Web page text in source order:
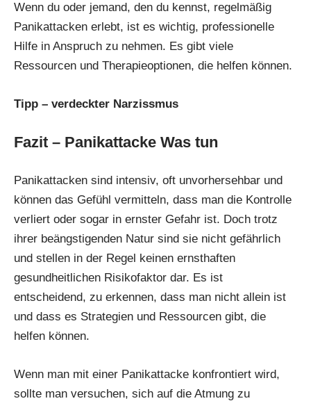
Wenn du oder jemand, den du kennst, regelmäßig
Panikattacken erlebt, ist es wichtig, professionelle
Hilfe in Anspruch zu nehmen. Es gibt viele
Ressourcen und Therapieoptionen, die helfen können.
Tipp – verdeckter Narzissmus
Fazit – Panikattacke Was tun
Panikattacken sind intensiv, oft unvorhersehbar und
können das Gefühl vermitteln, dass man die Kontrolle
verliert oder sogar in ernster Gefahr ist. Doch trotz
ihrer beängstigenden Natur sind sie nicht gefährlich
und stellen in der Regel keinen ernsthaften
gesundheitlichen Risikofaktor dar. Es ist
entscheidend, zu erkennen, dass man nicht allein ist
und dass es Strategien und Ressourcen gibt, die
helfen können.
Wenn man mit einer Panikattacke konfrontiert wird,
sollte man versuchen, sich auf die Atmung zu